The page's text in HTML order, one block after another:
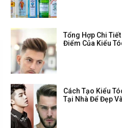
Tổng Hợp Chi
Điểm Của Kiểu
Cách Tạo Kiểu
Tại Nhà Để Đẹp